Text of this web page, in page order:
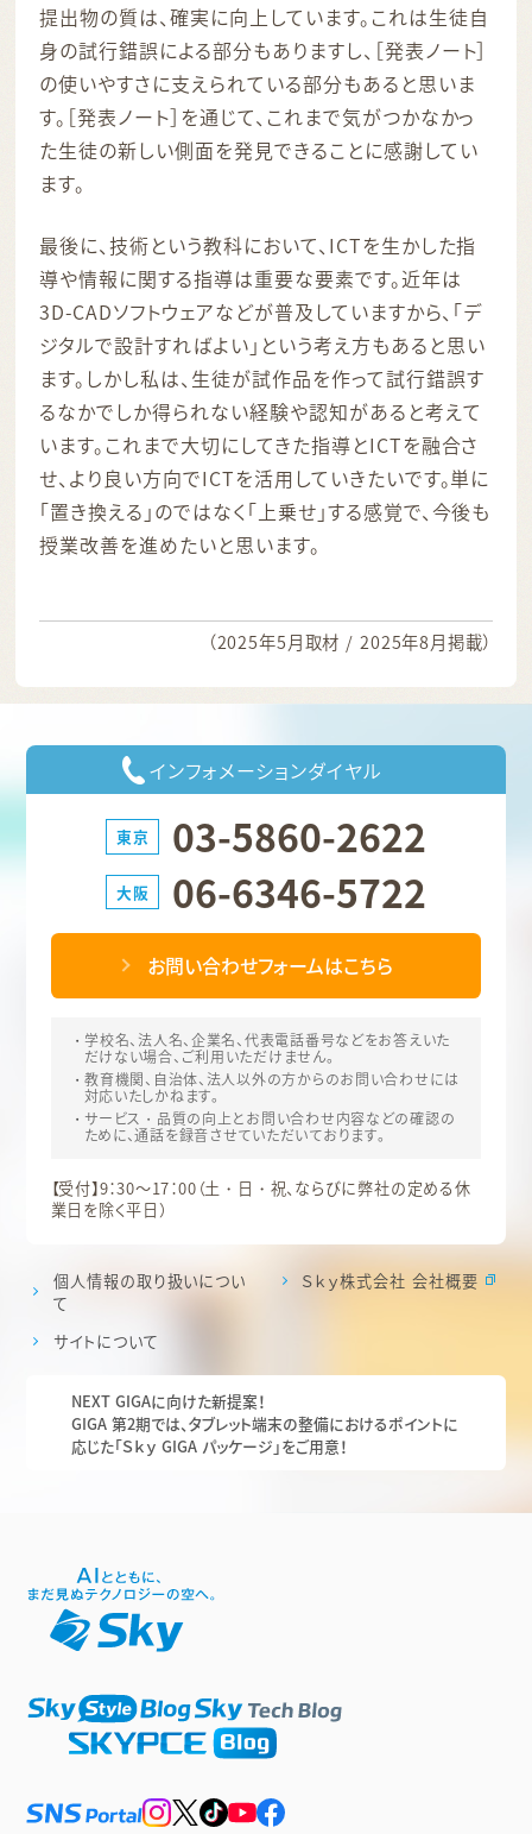
提出物の質は、確実に向上しています。これは生徒自
身の試行錯誤による部分もありますし、［発表ノート］
の使いやすさに支えられている部分もあると思いま
す。［発表ノート］を通じて、これまで気がつかなかっ
た生徒の新しい側面を発見できることに感謝してい
ます。
最後に、技術という教科において、ICTを生かした指
導や情報に関する指導は重要な要素です。近年は
3D-CADソフトウェアなどが普及していますから、「デ
ジタルで設計すればよい」という考え方もあると思い
ます。しかし私は、生徒が試作品を作って試行錯誤す
るなかでしか得られない経験や認知があると考えて
います。これまで大切にしてきた指導とICTを融合さ
せ、より良い方向でICTを活用していきたいです。単に
「置き換える」のではなく「上乗せ」する感覚で、今後も
授業改善を進めたいと思います。
（2025年5月取材 / 2025年8月掲載）
インフォメーションダイヤル
東京 03-5860-2622
大阪 06-6346-5722
お問い合わせフォームはこちら
学校名、法人名、企業名、代表電話番号などをお答えいた
だけない場合、ご利用いただけません。
教育機関、自治体、法人以外の方からのお問い合わせには
対応いたしかねます。
サービス・品質の向上とお問い合わせ内容などの確認の
ために、通話を録音させていただいております。
【受付】9：30～17：00（土・日・祝、ならびに弊社の定める休
業日を除く平日）
個人情報の取り扱いについ
て
サイトについて
Ｓｋｙ株式会社 会社概要
NEXT GIGAに向けた新提案！
GIGA 第2期では、タブレット端末の整備におけるポイントに
応じた「Ｓｋｙ GIGA パッケージ」をご用意！